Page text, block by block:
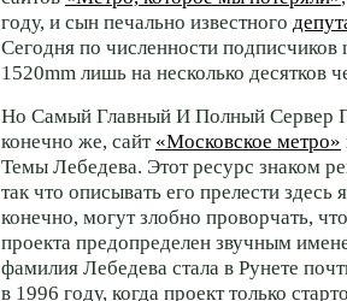
году, и сын печально известного
Сегодня по численности подписчиков
1520mm лишь на несколько десятков
Но Самый Главный И Полный Сервер
конечно же, сайт «Московское метро»
Темы Лебедева. Этот ресурс знаком
так что описывать его прелести здесь
конечно, могут злобно проворчать,
проекта предопределен звучным
фамилия Лебедева стала в Рунете
в 1996 году, когда проект только